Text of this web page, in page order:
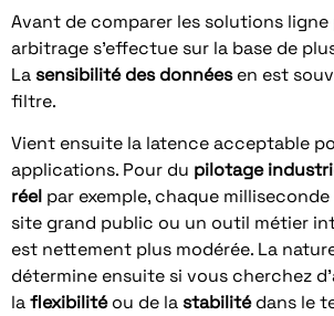
Avant de comparer les solutions ligne
arbitrage s’effectue sur la base de
La sensibilité des donnéesen est
filtre.
Vient ensuite la latence acceptable
applications. Pour du pilotage
réel par exemple, chaque
site grand public ou un outil métier
est nettement plus modérée. La
détermine ensuite si vous cherchez
laflexibilitéou de la stabilitédans le